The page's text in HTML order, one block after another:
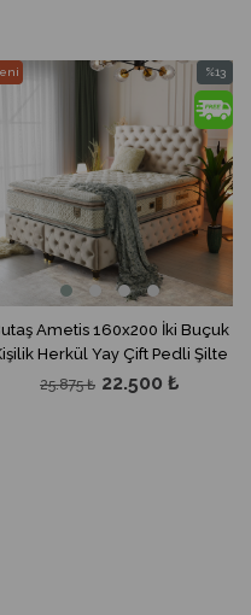
Ametis 160x200 İki Buçuk
Herkül Yay Çift Pedli Şilte
22.500 ₺
25.875 ₺
%13
İndirim